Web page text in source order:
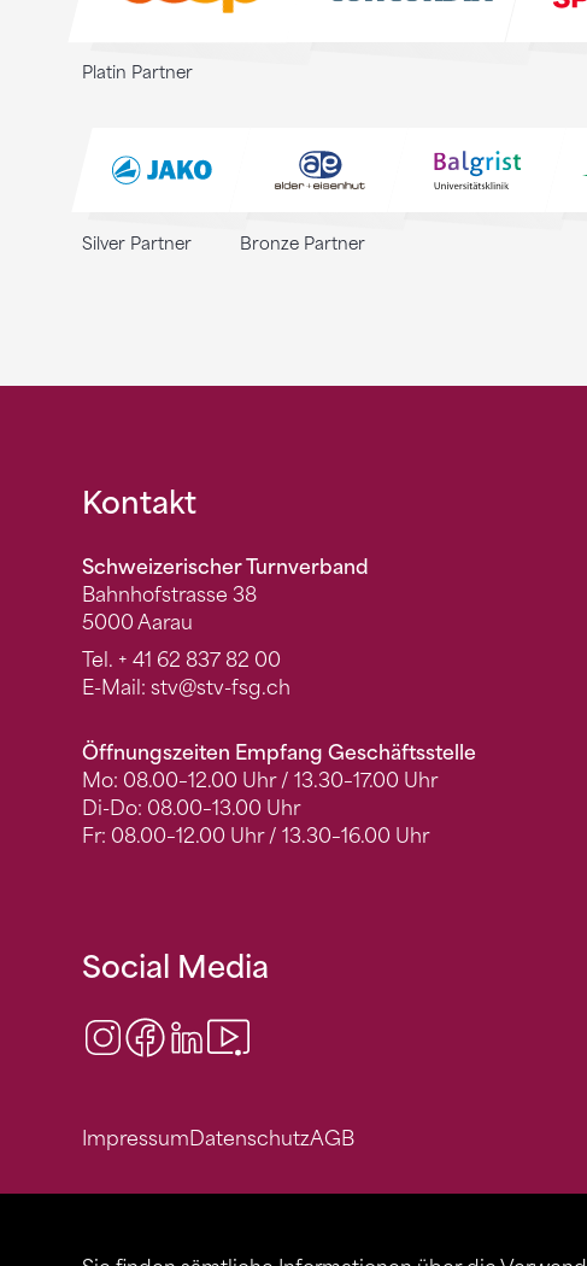
Platin Partner
Silver Partner Bronze Partner
Fusszeile
Kontakt
Schweizerischer Turnverband
Bahnhofstrasse 38
5000 Aarau
Tel. + 41 62 837 82 00
E-Mail: stv@stv-fsg.ch
Öffnungszeiten Empfang Geschäftsstelle
Mo: 08.00–12.00 Uhr / 13.30–17.00 Uhr
Di-Do: 08.00–13.00 Uhr
Fr: 08.00–12.00 Uhr / 13.30–16.00 Uhr
Social Media
Instagram
Facebook
LinkedIn
ImpressumDatenschutzAGB